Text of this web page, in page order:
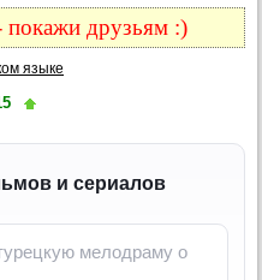
покажи друзьям :)
языке
и сериалов